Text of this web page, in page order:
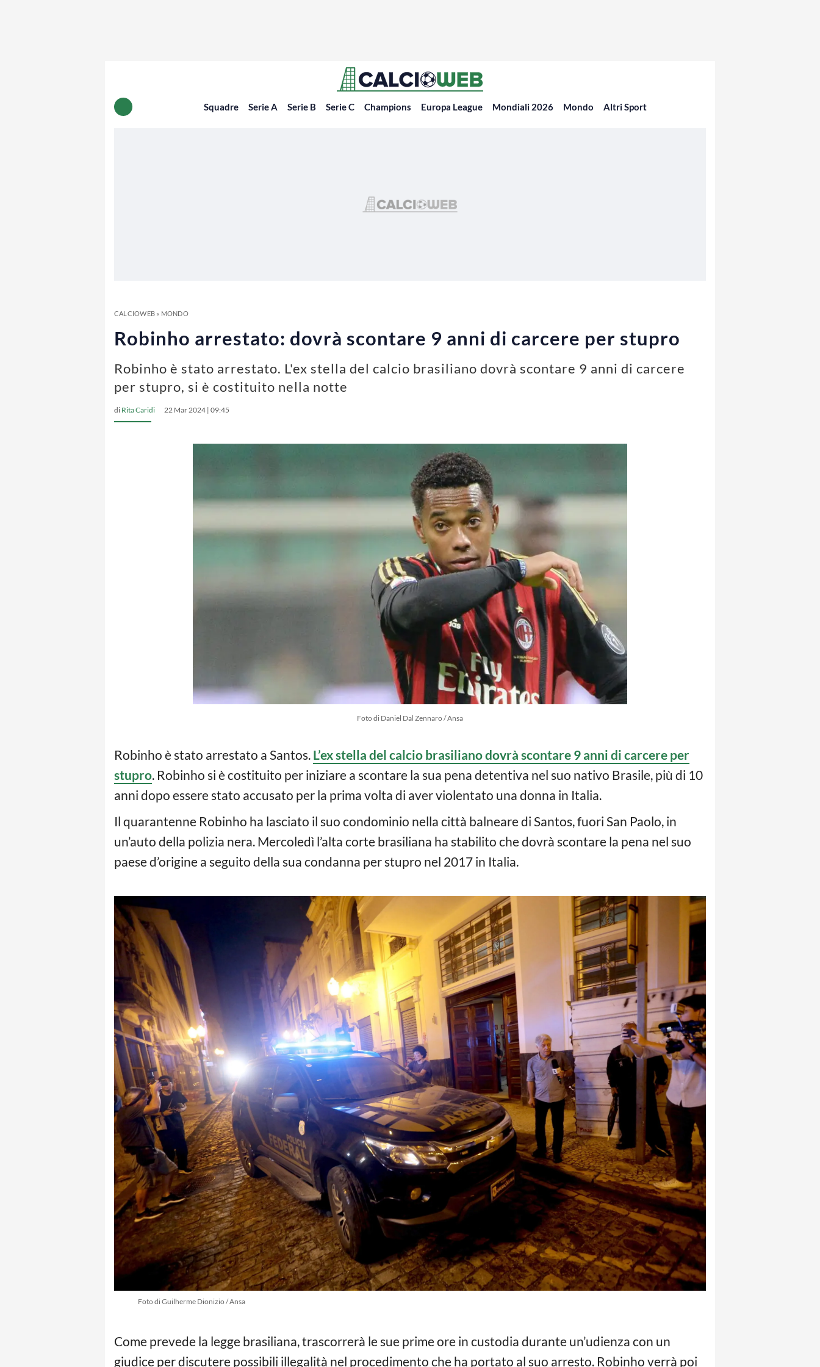
Squadre Serie A Serie B Serie C Champions Europa League Mondiali 2026 Mondo Altri Sport
CALCIOWEB» MONDO
Robinho arrestato: dovrà scontare 9 anni di carcere per stupro
Robinho è stato arrestato. L'ex stella del calcio brasiliano dovrà scontare 9 anni di carcere
per stupro, si è costituito nella notte
di Rita Caridi 22 Mar 2024 | 09:45
Foto di Daniel Dal Zennaro / Ansa
Robinho è stato arrestato a Santos. L’ex stella del calcio brasiliano dovrà scontare 9 anni di carcere per
stupro. Robinho si è costituito per iniziare a scontare la sua pena detentiva nel suo nativo Brasile, più di 10
anni dopo essere stato accusato per la prima volta di aver violentato una donna in Italia.
Il quarantenne Robinho ha lasciato il suo condominio nella città balneare di Santos, fuori San Paolo, in
un’auto della polizia nera. Mercoledì l’alta corte brasiliana ha stabilito che dovrà scontare la pena nel suo
paese d’origine a seguito della sua condanna per stupro nel 2017 in Italia.
Foto di Guilherme Dionizio / Ansa
Come prevede la legge brasiliana, trascorrerà le sue prime ore in custodia durante un’udienza con un
giudice per discutere possibili illegalità nel procedimento che ha portato al suo arresto. Robinho verrà poi